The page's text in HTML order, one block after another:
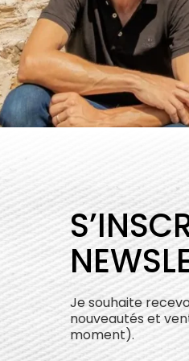
Je souhaite
nouveautés et
moment).